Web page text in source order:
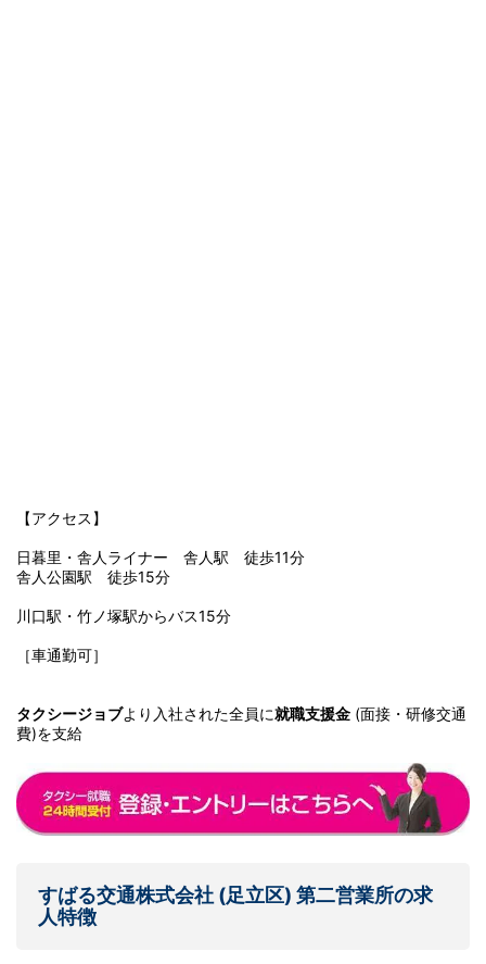
【アクセス】
日暮里・舎人ライナー 舎人駅 徒歩11分
舎人公園駅 徒歩15分
川口駅・竹ノ塚駅からバス15分
［車通勤可］
タクシージョブより入社された全員に就職支援金 (面接・研修交通
費)を支給
すばる交通株式会社 (足立区) 第二営業所の求
人特徴